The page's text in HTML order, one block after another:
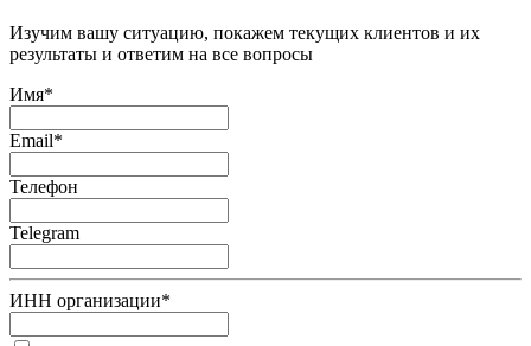
Изучим вашу ситуацию, покажем текущих клиентов и их
результаты и ответим на все вопросы
Имя*
Email*
Телефон
Telegram
ИНН организации*